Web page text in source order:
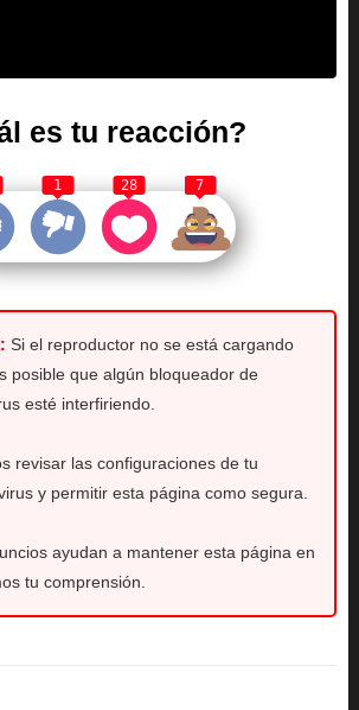
es tu reacción?
1 28 7
Si el reproductor no se está cargando
posible que algún bloqueador de
esté interfiriendo.
revisar las configuraciones de tu
y permitir esta página como segura.
ayudan a mantener esta página en
tu comprensión.